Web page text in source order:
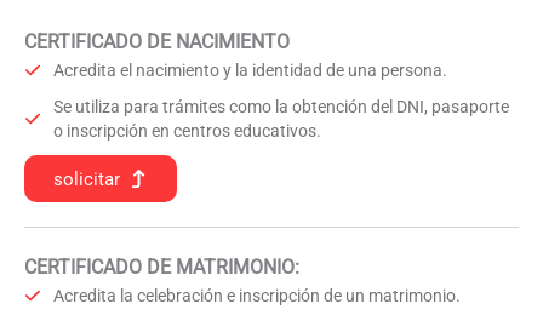
CERTIFICADO DE NACIMIENTO
Acredita el nacimiento y la identidad de una persona.
Se utiliza para trámites como la obtención del DNI, pasaporte
o inscripción en centros educativos.
solicitar
CERTIFICADO DE MATRIMONIO:
Acredita la celebración e inscripción de un matrimonio.